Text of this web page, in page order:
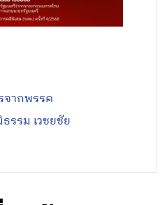
จากพรรค
รรม เวชยชัย